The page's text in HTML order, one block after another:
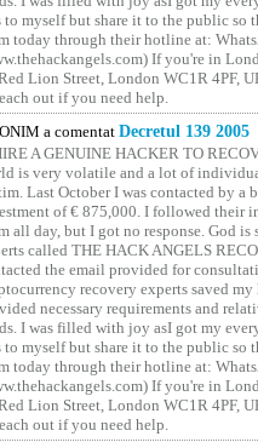
to myself but share it to the public so
today through their hotline at:
If you're in
Lion Street, London WC1R 4PF,
out if you need help.
a comentatDecretul 139 2005
A GENUINE HACKER TO
is very volatile and a lot of
Last October I was contacted by a
of € 875,000. I followed their
all day, but I got no response. God
called THE HACK ANGELS
the email provided for
recovery experts saved
necessary requirements and
I was filled with joy asI got my
to myself but share it to the public so
today through their hotline at:
If you're in
Lion Street, London WC1R 4PF,
out if you need help.